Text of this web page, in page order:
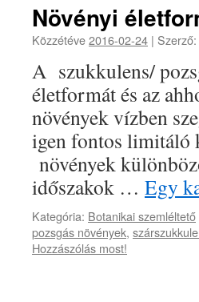
Növényi
Közzétéve2016-02-24 | Szerző:
A szukkulens/
életformát és az
növények vízben
igen fontos limitáló
növények
időszakok … Egy
Kategória: Botanikai szemléltető
pozsgás növények,
Hozzászólás most!